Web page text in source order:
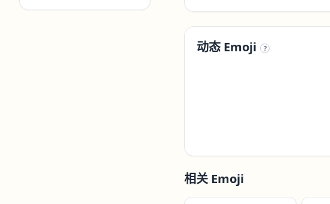
动态 Emoji ?
相关 Emoji